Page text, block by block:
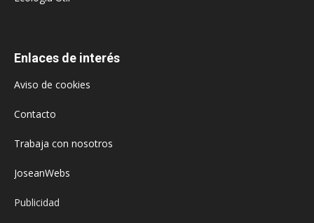
Enlaces de interés
Aviso de cookies
Contacto
Trabaja con nosotros
JoseanWebs
Publicidad